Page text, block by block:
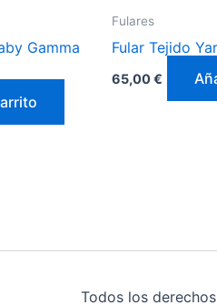
Gamma
Fulares
Fular Tejido
65,00€
Todos los